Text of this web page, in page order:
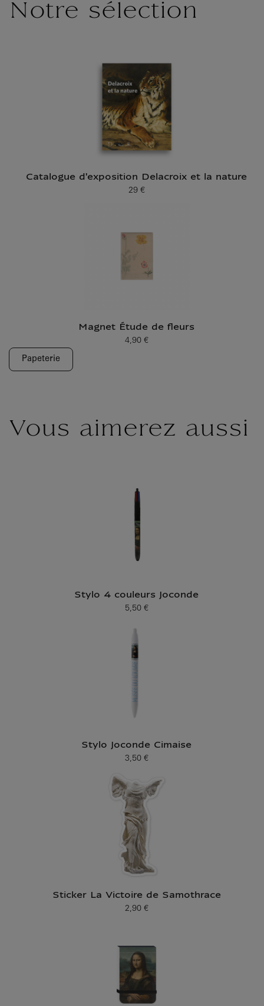
Notre sélection
Catalogue d'exposition Delacroix et la nature
Prix ​​actuel
29 €
Magnet Étude de fleurs
Prix ​​actuel
4,90 €
Papeterie
Vous aimerez aussi
Stylo 4 couleurs Joconde
Prix ​​actuel
5,50 €
Stylo Joconde Cimaise
Prix ​​actuel
3,50 €
Sticker La Victoire de Samothrace
Prix ​​actuel
2,90 €